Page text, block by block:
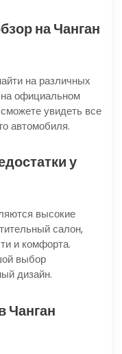
на Чанган
на различных
официальном
увидеть все
автомобиля.
у
высокие
салон,
и комфорта.
выбор
дизайн.
Чанган